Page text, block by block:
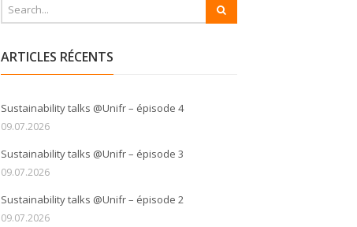
ARTICLES RÉCENTS
Sustainability talks @Unifr – épisode 4
09.07.2026
Sustainability talks @Unifr – épisode 3
09.07.2026
Sustainability talks @Unifr – épisode 2
09.07.2026